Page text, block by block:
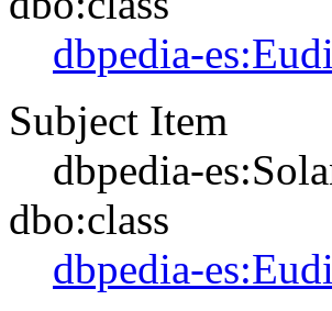
dbpedia-
Subject Item
dbpedia-
dbo:class
dbpedia-